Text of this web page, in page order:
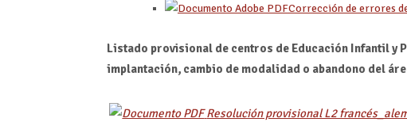
Corrección de errores
Listado provisional de centros de Educación Infantil y
implantación, cambio de modalidad o abandono del
Resolución provisional L2